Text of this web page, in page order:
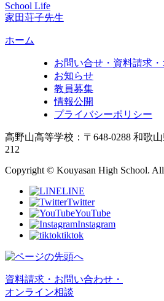
School Life
家田荘子先生
ホーム
お問い合せ・資料請求
お知らせ
教員募集
情報公開
プライバシーポリシー
高野山高等学校：〒648-0288 和歌
212
Copyright © Kouyasan High School. All
LINE
Twitter
YouTube
Instagram
tiktok
資料請求・お問い合わせ・
オンライン相談